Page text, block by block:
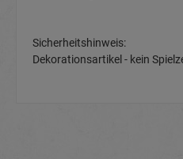
Sicherheitshinweis:
Dekorationsartikel - kein